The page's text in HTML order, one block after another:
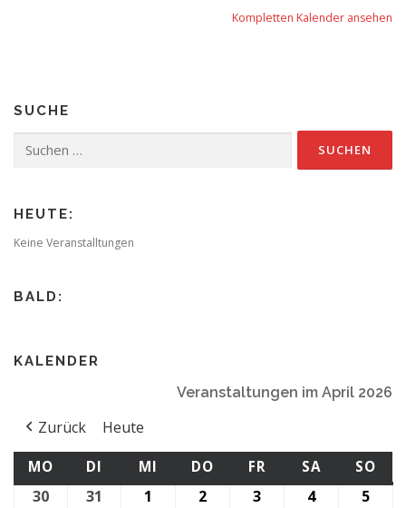
Kompletten Kalender ansehen
SUCHE
nach:
HEUTE:
Keine Veranstalltungen
BALD:
KALENDER
Veranstaltungen im April 2026
Zurück Heute
MO MONTAG
DI DIENSTAG
MI MITTWOCH
DO DONNERSTAG
FRFREITAG
SASAMSTAG
SO
30
31 1 2 3 44.
5